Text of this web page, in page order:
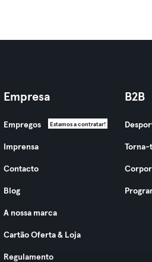
Empresa
Empregos Estamos a contratar!
Imprensa
Contacto
Blog
A nossa marca
Cartão Oferta & Loja
Regulamento
B2B
Torna-